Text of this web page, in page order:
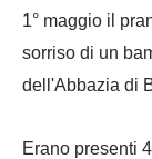
1° maggio il
sorriso di un
dell'Abbazia di
Erano presenti